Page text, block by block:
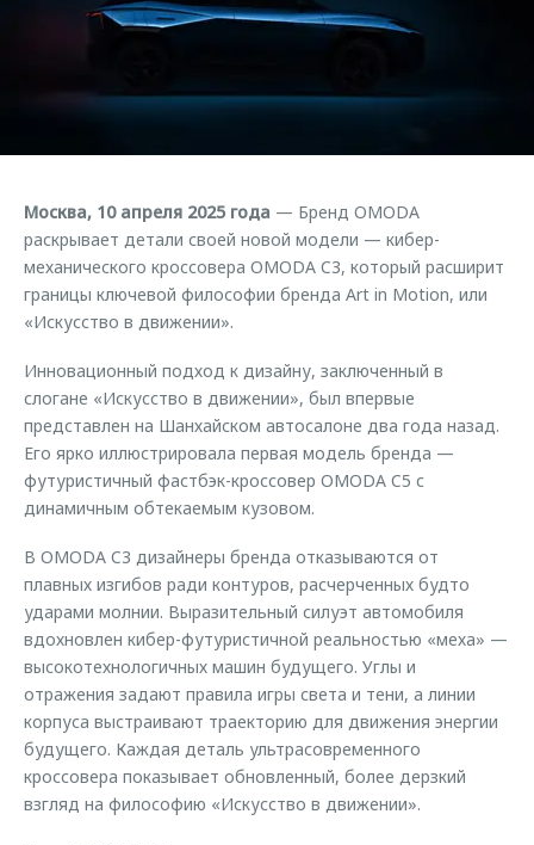
Страхование
Запчасти
Трейд-ин
Калькулятор трейд-ин
Клиентская поддержка
Клуб владельцев OMODA
Одежда и сувениры
Оригинальные аксессуары
Запчасти
Обратная связь
Москва, 10 апреля 2025 года — Бренд OMODA
раскрывает детали своей новой модели — кибер-
механического кроссовера OMODA C3, который расширит
границы ключевой философии бренда Art in Motion, или
«Искусство в движении».
Инновационный подход к дизайну, заключенный в
слогане «Искусство в движении», был впервые
представлен на Шанхайском автосалоне два года назад.
Его ярко иллюстрировала первая модель бренда —
футуристичный фастбэк-кроссовер OMODA C5 с
динамичным обтекаемым кузовом.
В OMODA C3 дизайнеры бренда отказываются от
плавных изгибов ради контуров, расчерченных будто
ударами молнии. Выразительный силуэт автомобиля
вдохновлен кибер-футуристичной реальностью «меха» —
высокотехнологичных машин будущего. Углы и
отражения задают правила игры света и тени, а линии
корпуса выстраивают траекторию для движения энергии
будущего. Каждая деталь ультрасовременного
кроссовера показывает обновленный, более дерзкий
взгляд на философию «Искусство в движении».